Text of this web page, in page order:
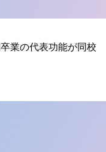
業の代表功能が同校